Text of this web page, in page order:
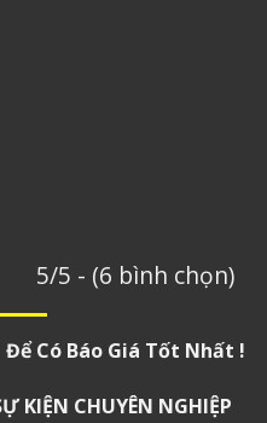
5/5 - (6 bình chọn)
Có Báo Giá Tốt Nhất !
KIỆN CHUYÊN NGHIỆP